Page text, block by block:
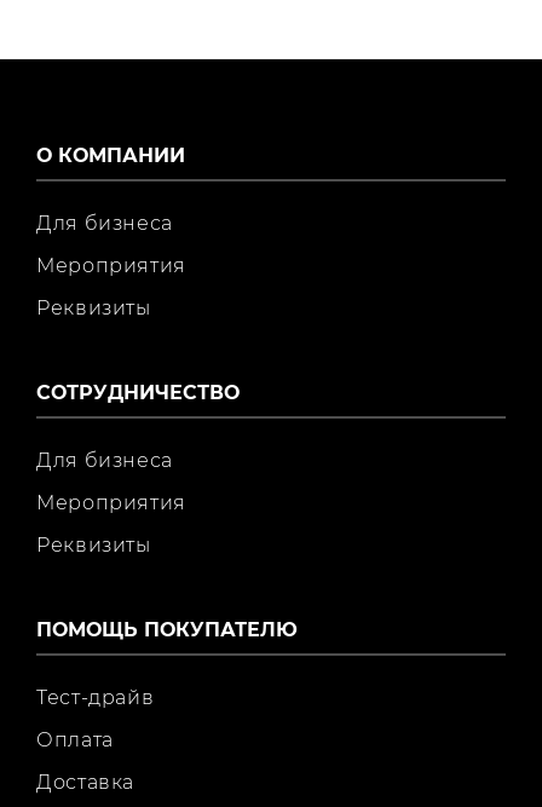
О КОМПАНИИ
Для бизнеса
Мероприятия
Реквизиты
СОТРУДНИЧЕСТВО
Для бизнеса
Мероприятия
Реквизиты
ПОМОЩЬ ПОКУПАТЕЛЮ
Тест-драйв
Оплата
Доставка